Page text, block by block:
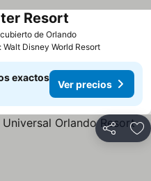
de Orlando
Resort
Walt Disney World Resort
exactos
Ver precios
Compartir